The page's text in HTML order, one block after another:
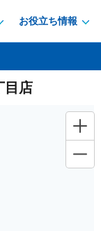
お役立ち情報
目店